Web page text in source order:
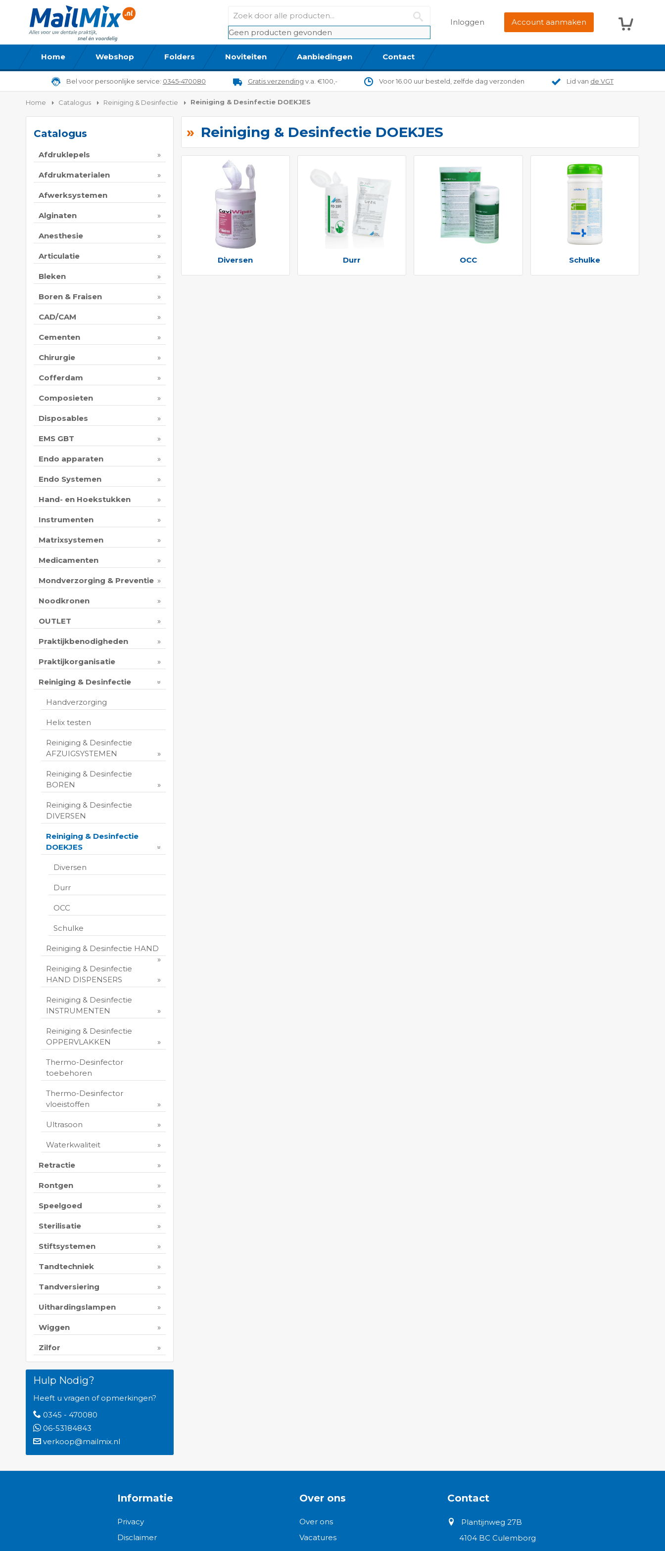
Geen producten gevonden
Inloggen Account aanmaken
Home Webshop Folders Noviteiten Aanbiedingen Contact
Bel voor persoonlijke service: 0345-470080 Gratis verzending v.a. €100,- Voor 16.00 uur besteld, zelfde dag verzonden Lid van de VGT
Home Catalogus Reiniging & Desinfectie Reiniging & Desinfectie DOEKJES
Reiniging & Desinfectie DOEKJES
Diversen Durr OCC Schulke
Catalogus
Afdruklepels
Afdrukmaterialen
Afwerksystemen
Alginaten
Anesthesie
Articulatie
Bleken
Boren & Fraisen
CAD/CAM
Cementen
Chirurgie
Cofferdam
Composieten
Disposables
EMS GBT
Endo apparaten
Endo Systemen
Hand- en Hoekstukken
Instrumenten
Matrixsystemen
Medicamenten
Mondverzorging & Preventie
Noodkronen
OUTLET
Praktijkbenodigheden
Praktijkorganisatie
Reiniging & Desinfectie
Handverzorging
Helix testen
Reiniging & Desinfectie
AFZUIGSYSTEMEN
Reiniging & Desinfectie
BOREN
Reiniging & Desinfectie
DIVERSEN
Reiniging & Desinfectie
DOEKJES
Diversen
Durr
OCC
Schulke
Reiniging & Desinfectie HAND
Reiniging & Desinfectie
HAND DISPENSERS
Reiniging & Desinfectie
INSTRUMENTEN
Reiniging & Desinfectie
OPPERVLAKKEN
Thermo-Desinfector
toebehoren
Thermo-Desinfector
vloeistoffen
Ultrasoon
Waterkwaliteit
Retractie
Rontgen
Speelgoed
Sterilisatie
Stiftsystemen
Tandtechniek
Tandversiering
Uithardingslampen
Wiggen
Zilfor
Hulp Nodig?
Heeft u vragen of opmerkingen?
0345 - 470080
06-53184843
verkoop@mailmix.nl
Informatie
Privacy
Disclaimer
Over ons
Over ons
Vacatures
Contact
Plantijnweg 27B
4104 BC Culemborg